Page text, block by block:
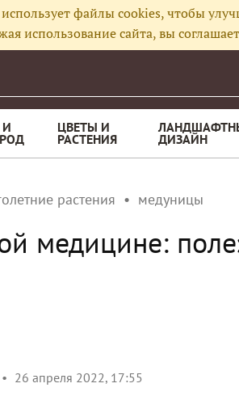
файлы cookies, чтобы
использование сайта, вы
И ЦВЕТЫ И
РАСТЕНИЯ ДИЗАЙН
растения медуницы
медицине:
26 апреля 2022, 17:55